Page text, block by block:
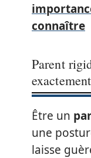
connaître
Parent
Être un
une
laisse